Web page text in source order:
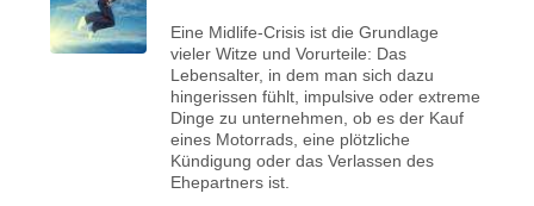
Eine Midlife-Crisis ist die Grundlage
vieler Witze und Vorurteile: Das
Lebensalter, in dem man sich dazu
hingerissen fühlt, impulsive oder extreme
Dinge zu unternehmen, ob es der Kauf
eines Motorrads, eine plötzliche
Kündigung oder das Verlassen des
Ehepartners ist.